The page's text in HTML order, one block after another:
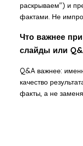
раскрываем") и
фактами. Не
Что важнее
слайды или
Q&A важнее:
качество
факты, а не